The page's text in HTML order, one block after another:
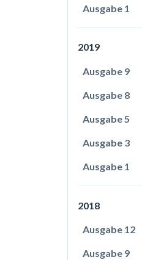
Ausgabe 1
2019
Ausgabe 9
Ausgabe 8
Ausgabe 5
Ausgabe 3
Ausgabe 1
2018
Ausgabe 12
Ausgabe 9